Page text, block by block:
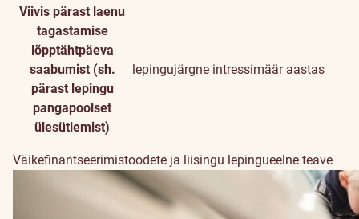
Viivis pärast laenu
tagastamise
lõpptähtpäeva
saabumist (sh.
pärast lepingu
pangapoolset
ülesütlemist)
lepingujärgne intressimäär aastas
Väikefinantseerimistoodete ja liisingu lepingueelne teave